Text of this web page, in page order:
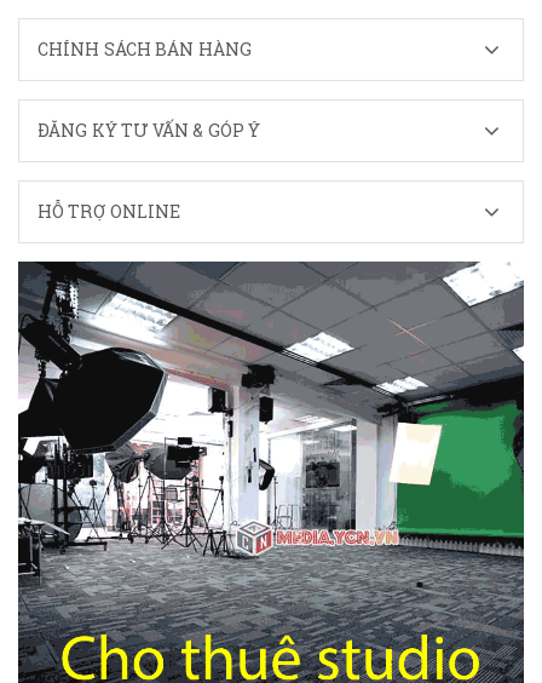
CHÍNH SÁCH BÁN HÀNG
ĐĂNG KÝ TƯ VẤN & GÓP Ý
HỖ TRỢ ONLINE